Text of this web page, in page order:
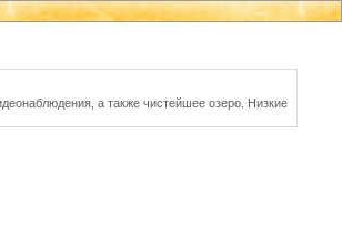
а также чистейшее озеро. Низкие